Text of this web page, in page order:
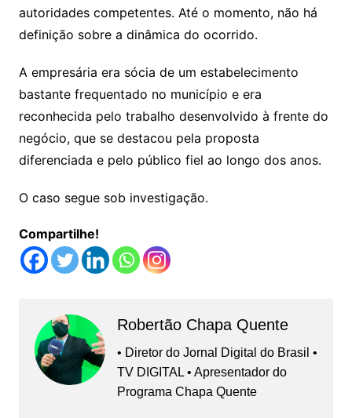
autoridades competentes. Até o momento, não há
definição sobre a dinâmica do ocorrido.
A empresária era sócia de um estabelecimento
bastante frequentado no município e era
reconhecida pelo trabalho desenvolvido à frente do
negócio, que se destacou pela proposta
diferenciada e pelo público fiel ao longo dos anos.
O caso segue sob investigação.
Compartilhe!
Robertão Chapa Quente
• Diretor do Jornal Digital do Brasil •
TV DIGITAL • Apresentador do
Programa Chapa Quente